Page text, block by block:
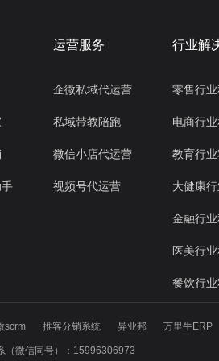
运营服务
企微私域代运营
私域带教陪跑
微信小店代运营
视频号代运营
行业解
零售行
电商行
教育行
大健康
金融行
医美行
餐饮行
scrm 推客分销系统 异业邦 万里牛ERP
（微信同号）：15996306973